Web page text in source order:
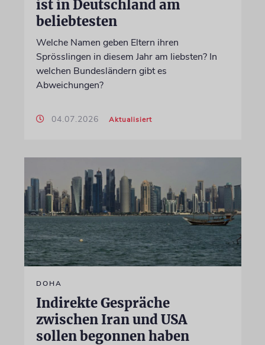
ist in Deutschland am
beliebtesten
Welche Namen geben Eltern ihren
Sprösslingen in diesem Jahr am liebsten? In
welchen Bundesländern gibt es
Abweichungen?
04.07.2026 Aktualisiert
DOHA
Indirekte Gespräche
zwischen Iran und USA
sollen begonnen haben